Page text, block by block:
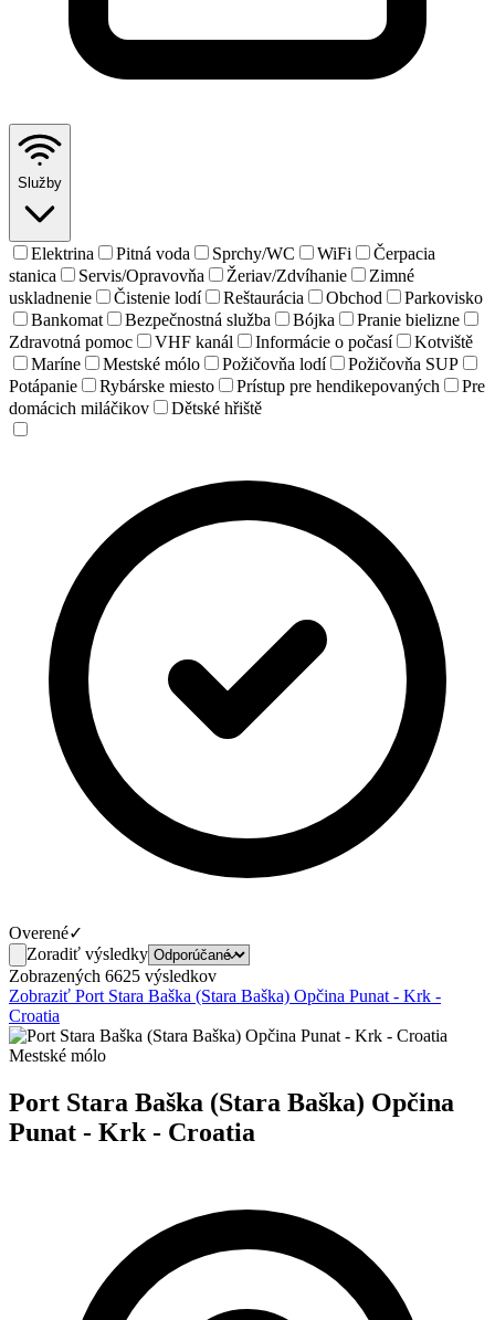
Služby
Elektrina Pitná voda Sprchy/WC WiFi
Čerpacia
stanica
Servis/Opravovňa Žeriav/Zdvíhanie
Zimné
uskladnenie
Čistenie lodí Reštaurácia Obchod
Parkovisko
Bankomat
Bezpečnostná služba Bójka
Pranie bielizne
Zdravotná pomoc
VHF kanál Informácie o počasí
Kotviště
Maríne
Mestské mólo Požičovňa lodí
Požičovňa SUP
Potápanie
Rybárske miesto Prístup pre hendikepovaných
Pre
domácich miláčikov
Dětské hřiště
Overené✓
Zoradiť výsledky
Zobrazených 6625 výsledkov
Zobraziť Port Stara Baška (Stara Baška) Opčina Punat - Krk -
Croatia
Mestské mólo
Port Stara Baška (Stara Baška) Opčina
Punat - Krk - Croatia